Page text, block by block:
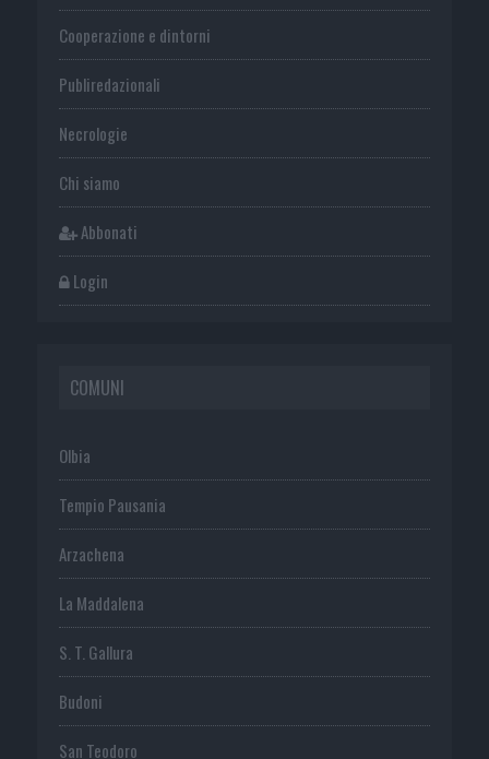
Cooperazione e dintorni
Publiredazionali
Necrologie
Chi siamo
Abbonati
Login
COMUNI
Olbia
Tempio Pausania
Arzachena
La Maddalena
S. T. Gallura
Budoni
San Teodoro